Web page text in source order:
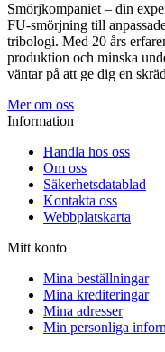
Smörjkompaniet – din
FU-smörjning till
tribologi. Med 20 års
produktion och minska
väntar på att ge dig en
Mer om oss
Information
Handla hos oss
Om oss
Säkerhetsdatablad
Kontakta oss
Webbplatskarta
Mitt konto
Mina beställningar
Mina krediteringar
Mina adresser
Min personliga